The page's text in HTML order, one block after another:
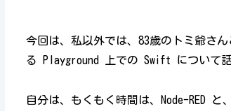
今回は、私以外では、83歳のトミ爺さ
る Playground 上での Swift について話
自分は、もくもく時間は、Node-RED